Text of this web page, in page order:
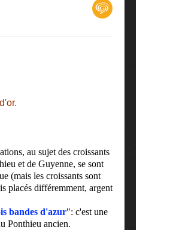
au sujet des croissants
et de Guyenne, se sont
(mais les croissants sont
placés différemment, argent
bandes d'azur": c'est une
Ponthieu ancien.